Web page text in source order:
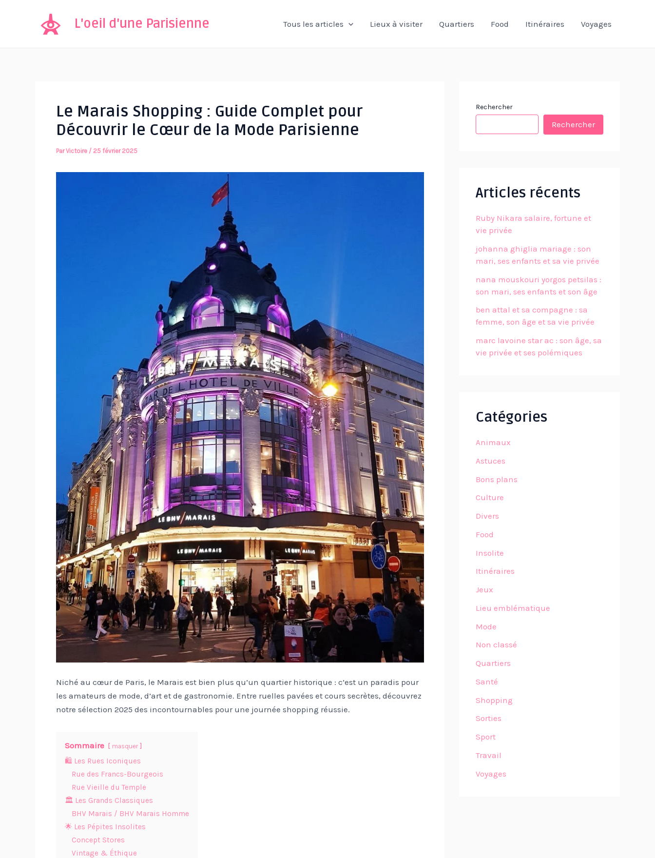
L'oeil d'une Parisienne Tous les articles Lieux à visiter Quartiers Food Itinéraires Voyages
Le Marais Shopping : Guide Complet pour
Découvrir le Cœur de la Mode Parisienne
ParVictoire / 25 février 2025
Niché au cœur de Paris, le Marais est bien plus qu’un quartier historique : c’est un paradis pour
les amateurs de mode, d’art et de gastronomie. Entre ruelles pavées et cours secrètes, découvrez
notre sélection 2025 des incontournables pour une journée shopping réussie.
Sommaire masquer
🛍️ Les Rues Iconiques
Rue des Francs-Bourgeois
Rue Vieille du Temple
🏛️ Les Grands Classiques
BHV Marais / BHV Marais Homme
🌟 Les Pépites Insolites
Concept Stores
Vintage & Éthique
Rechercher
Rechercher
Articles récents
Ruby Nikara salaire, fortune et
vie privée
johanna ghiglia mariage : son
mari, ses enfants et sa vie privée
nana mouskouri yorgos petsilas :
son mari, ses enfants et son âge
ben attal et sa compagne : sa
femme, son âge et sa vie privée
marc lavoine star ac : son âge, sa
vie privée et ses polémiques
Catégories
Animaux
Astuces
Bons plans
Culture
Divers
Food
Insolite
Itinéraires
Jeux
Lieu emblématique
Mode
Non classé
Quartiers
Santé
Shopping
Sorties
Sport
Travail
Voyages